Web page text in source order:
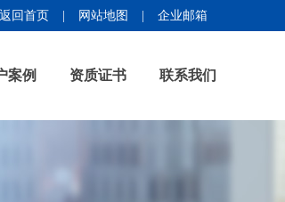
返回首页 网站地图 企业邮箱
案例 资质证书 联系我们